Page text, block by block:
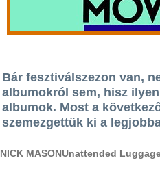
Bár fesztiválszezon van,
albumokról sem, hisz
albumok. Most a
szemezgettük ki a
NICK MASONUnattended